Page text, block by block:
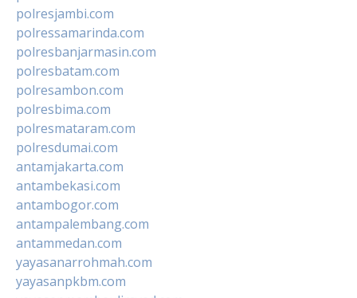
polresjambi.com
polressamarinda.com
polresbanjarmasin.com
polresbatam.com
polresambon.com
polresbima.com
polresmataram.com
polresdumai.com
antamjakarta.com
antambekasi.com
antambogor.com
antampalembang.com
antammedan.com
yayasanarrohmah.com
yayasanpkbm.com